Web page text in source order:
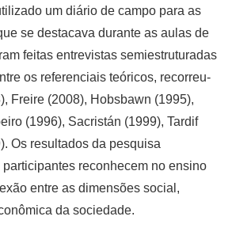
um diário de campo para as
se destacava durante as aulas de
feitas entrevistas semiestruturadas
os referenciais teóricos, recorreu-
Freire (2008), Hobsbawn (1995),
(1996), Sacristán (1999), Tardif
Os resultados da pesquisa
reconhecem no ensino
entre as dimensões social,
da sociedade.